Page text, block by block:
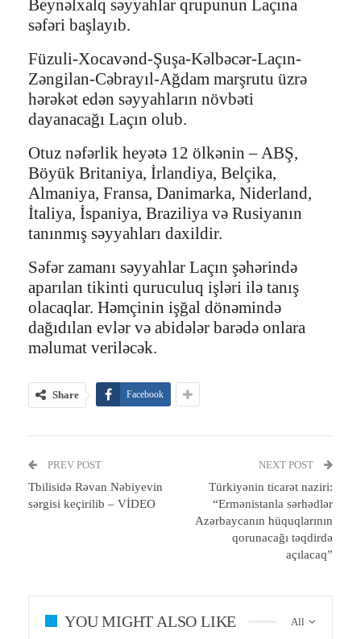
Beynəlxalq səyyahlar qrupunun Laçına
səfəri başlayıb.
Füzuli-Xocavənd-Şuşa-Kəlbəcər-Laçın-
Zəngilan-Cəbrayıl-Ağdam marşrutu üzrə
hərəkət edən səyyahların növbəti
dayanacağı Laçın olub.
Otuz nəfərlik heyətə 12 ölkənin – ABŞ,
Böyük Britaniya, İrlandiya, Belçika,
Almaniya, Fransa, Danimarka, Niderland,
İtaliya, İspaniya, Braziliya və Rusiyanın
tanınmış səyyahları daxildir.
Səfər zamanı səyyahlar Laçın şəhərində
aparılan tikinti quruculuq işləri ilə tanış
olacaqlar. Həmçinin işğal dönəmində
dağıdılan evlər və abidələr barədə onlara
məlumat veriləcək.
Share Facebook
PREV POST
Tbilisidə Rəvan Nəbiyevin
sərgisi keçirilib – VİDEO
NEXT POST
Türkiyənin ticarət naziri:
“Ermənistanla sərhədlər
Azərbaycanın hüquqlarının
qorunacağı təqdirdə
açılacaq”
All
YOU MIGHT ALSO LIKE